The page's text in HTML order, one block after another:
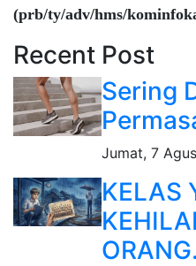
(prb/ty/adv/hms/
Recent Post
Sering
Jumat, 7
KELAS